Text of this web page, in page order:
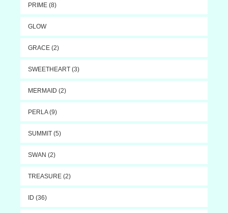
PRIME (8)
GLOW
GRACE (2)
SWEETHEART (3)
MERMAID (2)
PERLA (9)
SUMMIT (5)
SWAN (2)
TREASURE (2)
ID (36)